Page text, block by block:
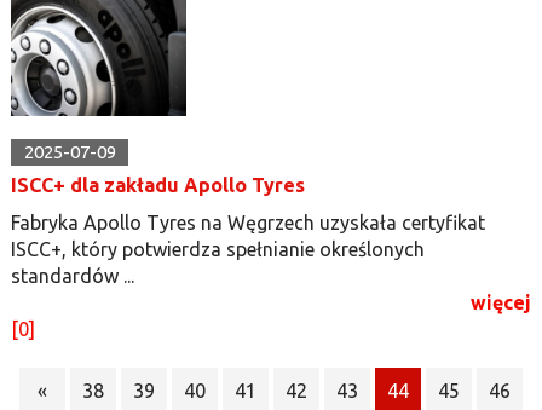
2025-07-09
ISCC+ dla zakładu Apollo Tyres
Fabryka Apollo Tyres na Węgrzech uzyskała certyfikat
ISCC+, który potwierdza spełnianie określonych
standardów ...
więcej
[0]
« 38 39 40 41 42 43 44 45 46